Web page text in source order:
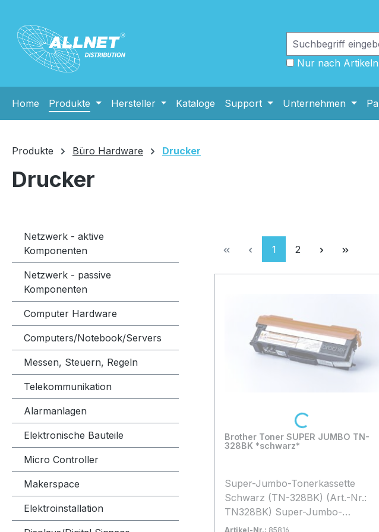
Nur nach
Home Produkte Hersteller Kataloge Support Unternehmen
Produkte Büro Hardware Drucker
Drucker
Netzwerk - aktive
Komponenten
Netzwerk - passive
Komponenten
Computer Hardware
Computers/Notebook/Servers
Messen, Steuern, Regeln
Telekommunikation
Alarmanlagen
Elektronische Bauteile
Micro Controller
Makerspace
Elektroinstallation
Seite
1 Seite
2
Brother Toner SUPER JUMBO TN-
328BK *schwarz*
Super-Jumbo-Tonerkassette
Schwarz (TN-328BK) (Art.-Nr.:
TN328BK) Super-Jumbo-
Tonerkassette Schwarz TN-328BK
Artikel-Nr.: 85816
Loading...